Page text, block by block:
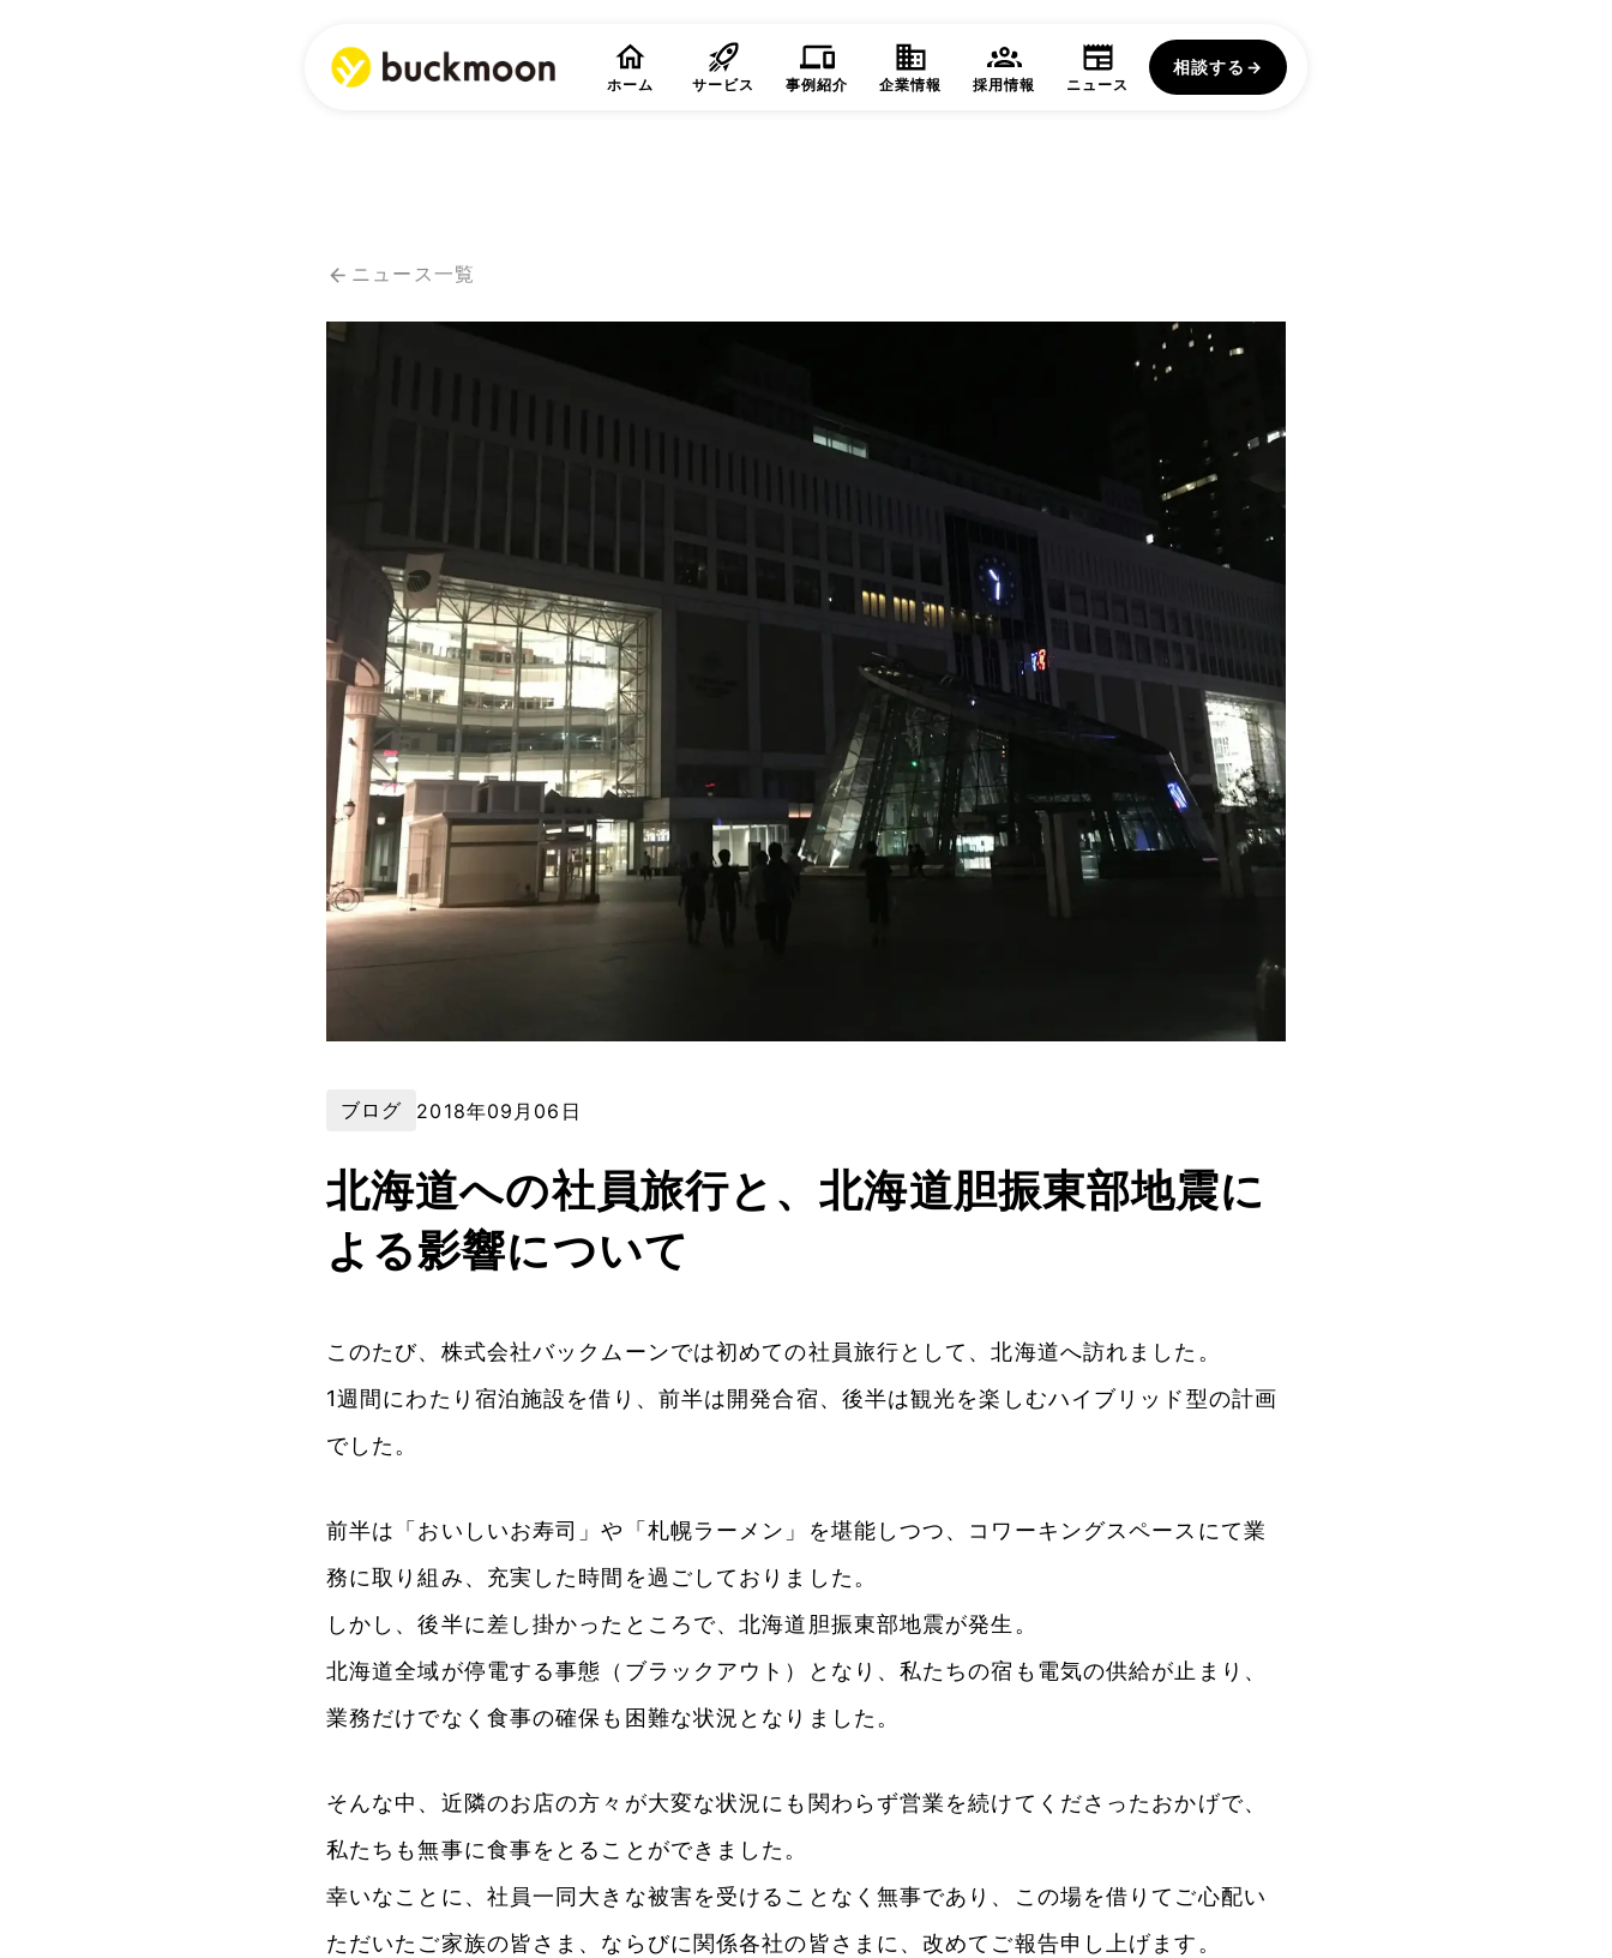
ホーム サービス 事例紹介 企業情報 採用情報 ニュース
相談する →
ニュース一覧
ブログ 2018年09月06日
北海道への社員旅行と、北海道胆振東部地震に
よる影響について
このたび、株式会社バックムーンでは初めての社員旅行として、北海道へ訪れました。
1週間にわたり宿泊施設を借り、前半は開発合宿、後半は観光を楽しむハイブリッド型の計画
でした。
前半は「おいしいお寿司」や「札幌ラーメン」を堪能しつつ、コワーキングスペースにて業
務に取り組み、充実した時間を過ごしておりました。
しかし、後半に差し掛かったところで、北海道胆振東部地震が発生。
北海道全域が停電する事態（ブラックアウト）となり、私たちの宿も電気の供給が止まり、
業務だけでなく食事の確保も困難な状況となりました。
そんな中、近隣のお店の方々が大変な状況にも関わらず営業を続けてくださったおかげで、
私たちも無事に食事をとることができました。
幸いなことに、社員一同大きな被害を受けることなく無事であり、この場を借りてご心配い
ただいたご家族の皆さま、ならびに関係各社の皆さまに、改めてご報告申し上げます。